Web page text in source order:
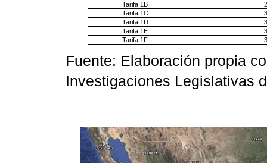
Tarifa 1B
Tarifa 1C
Tarifa 1D
Tarifa 1E
Tarifa 1F
Fuente: Elaboración propia
Investigaciones Legislativas